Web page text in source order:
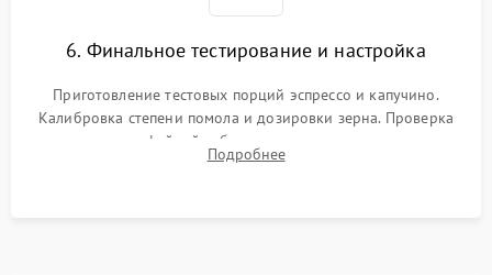
6. Финальное тестирование и настройка
Приготовление тестовых порций эспрессо и капучино.
Калибровка степени помола и дозировки зерна. Проверка
плотности кофейной таблетки, температуры напитка и
качества молочной пены. Контроль отсутствия посторонних
Подробнее